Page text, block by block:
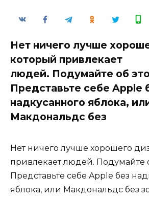
Нет ничего лучше
который привлекает
людей. Подумайте об
Представьте себе Apple
надкусанного яблока,
Макдональдс без
Нет ничего лучше хорошего
привлекает людей. Подумайте
Представьте себе Apple без
яблока, или Макдональдс без